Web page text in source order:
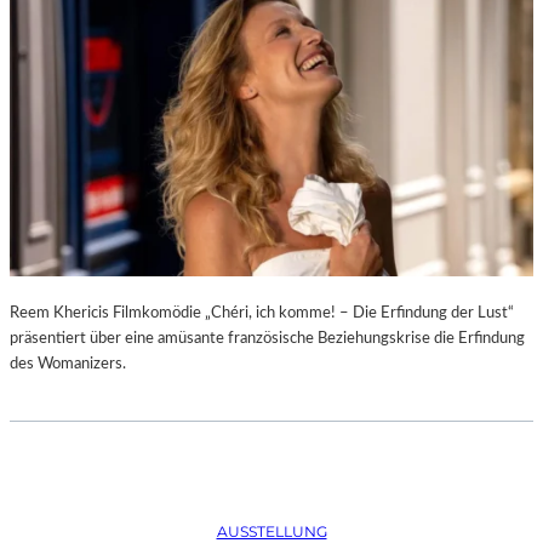
K
Ü
N
S
L
E
R
T
E
R
Reem Khericis Filmkomödie „Chéri, ich komme! – Die Erfindung der Lust“
präsentiert über eine amüsante französische Beziehungskrise die Erfindung
des Womanizers.
AUSSTELLUNG